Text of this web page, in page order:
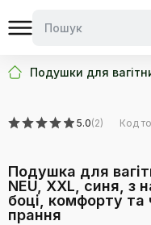
Подушки для
5.0(2) Код
Подушка для
NEU, XXL, синя, з
боці, комфорту
прання